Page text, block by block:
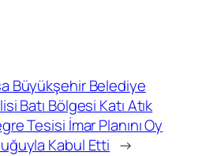
Büyükşehir Belediye
Batı Bölgesi Katı Atık
Tesisi İmar Planını Oy
Kabul Etti →